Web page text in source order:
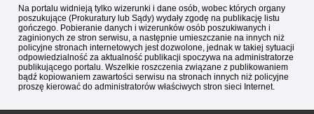
Na portalu widnieją tylko wizerunki i dane osób, wobec których organy
poszukujące (Prokuratury lub Sądy) wydały zgodę na publikację listu
gończego. Pobieranie danych i wizerunków osób poszukiwanych i
zaginionych ze stron serwisu, a następnie umieszczanie na innych niż
policyjne stronach internetowych jest dozwolone, jednak w takiej sytuacji
odpowiedzialność za aktualność publikacji spoczywa na administratorze
publikującego portalu. Wszelkie roszczenia związane z publikowaniem
bądź kopiowaniem zawartości serwisu na stronach innych niż policyjne
proszę kierować do administratorów właściwych stron sieci Internet.